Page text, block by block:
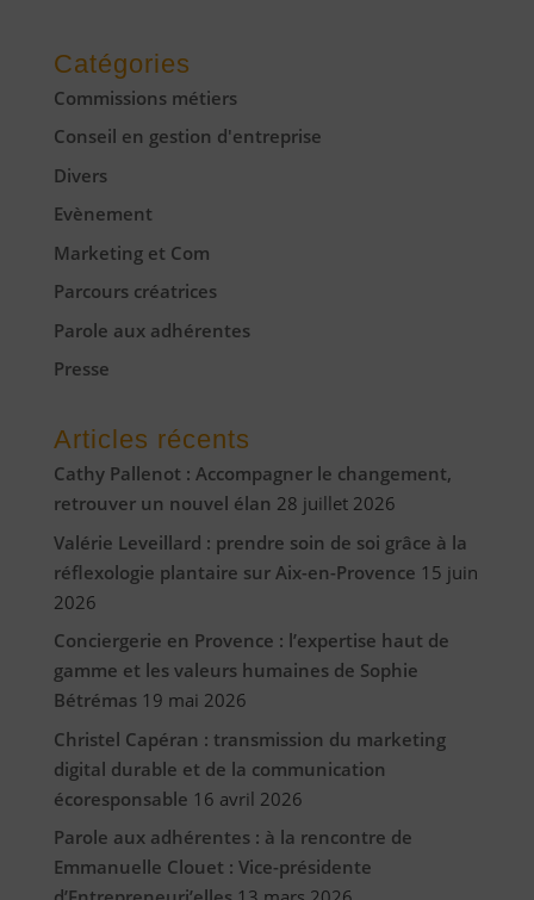
Catégories
Commissions métiers
Conseil en gestion d'entreprise
Divers
Evènement
Marketing et Com
Parcours créatrices
Parole aux adhérentes
Presse
Articles récents
Cathy Pallenot : Accompagner le changement,
retrouver un nouvel élan 28 juillet 2026
Valérie Leveillard : prendre soin de soi grâce à la
réflexologie plantaire sur Aix-en-Provence 15 juin
2026
Conciergerie en Provence : l’expertise haut de
gamme et les valeurs humaines de Sophie
Bétrémas 19 mai 2026
Christel Capéran : transmission du marketing
digital durable et de la communication
écoresponsable 16 avril 2026
Parole aux adhérentes : à la rencontre de
Emmanuelle Clouet : Vice-présidente